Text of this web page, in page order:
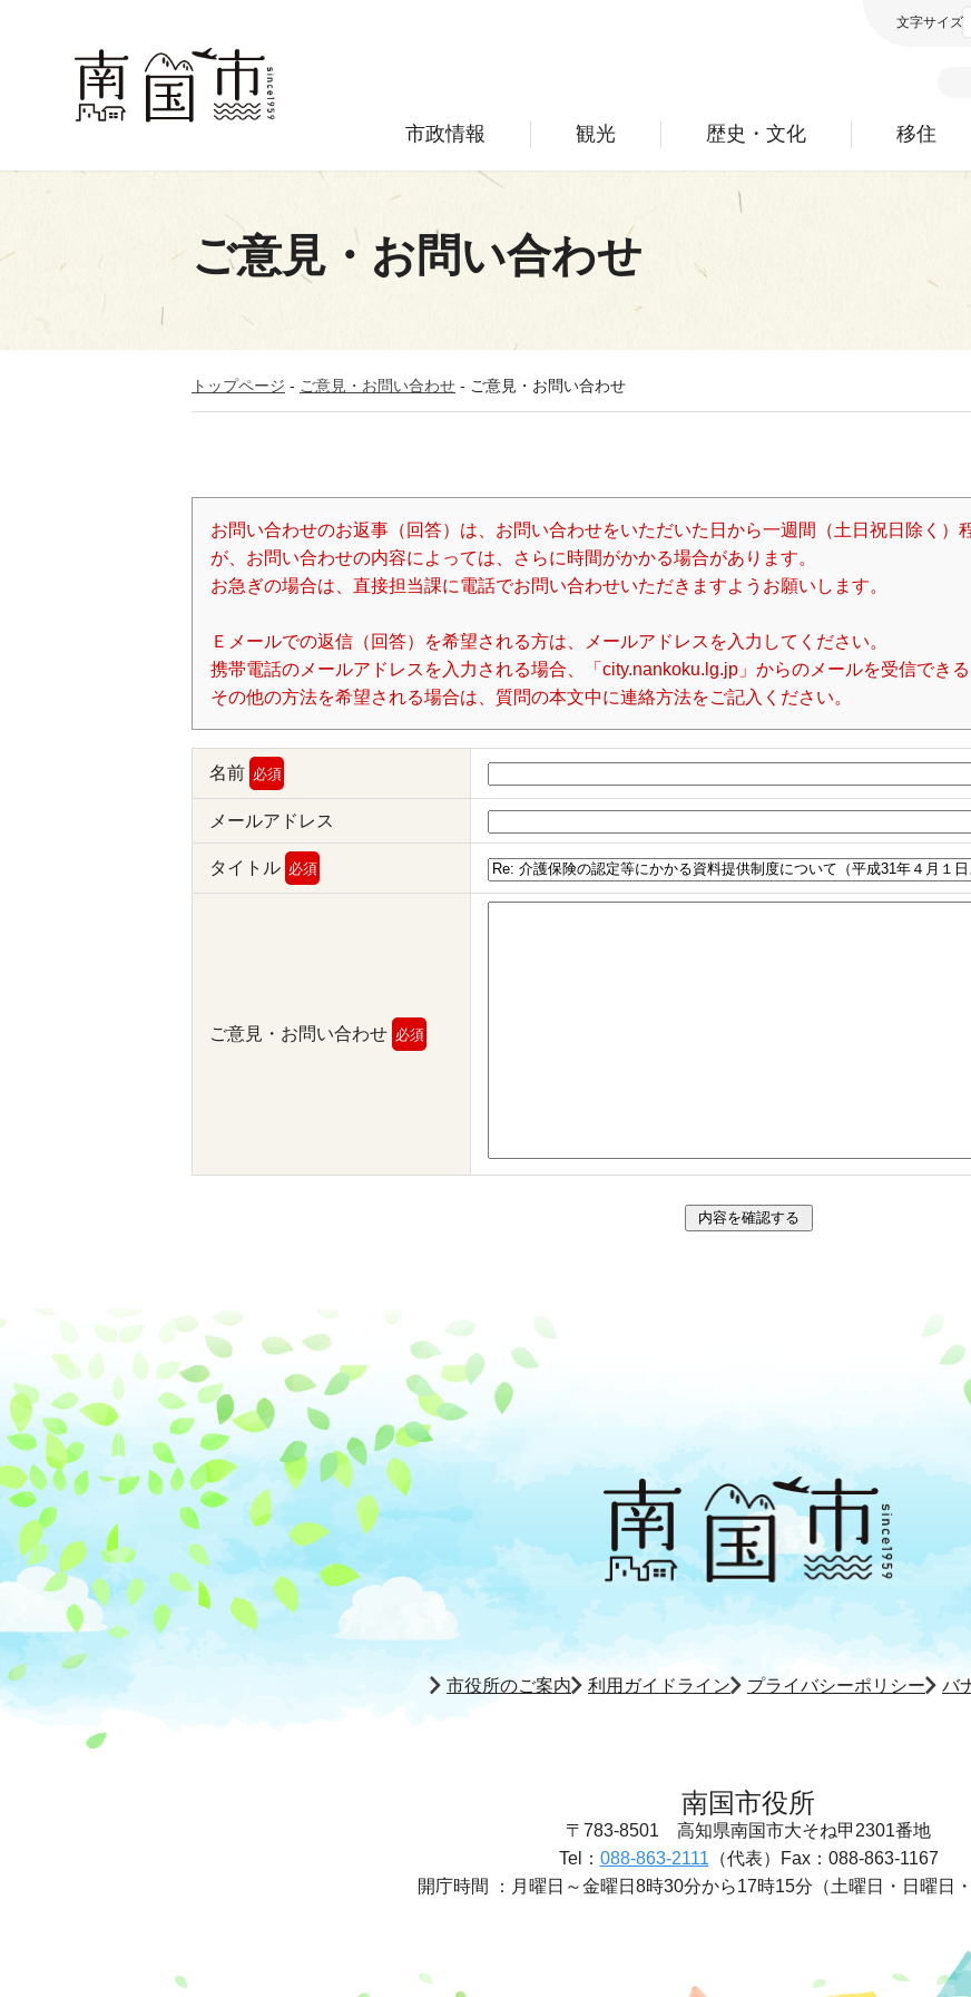
市政情報 観光 歴史・文化 移住
文字サイズ
ご意見・お問い合わせ
トップページ - ご意見・お問い合わせ - ご意見・お問い合わせ
お問い合わせのお返事（回答）は、お問い合わせをいただいた日から一週間（土日祝日除く）
が、お問い合わせの内容によっては、さらに時間がかかる場合があります。
お急ぎの場合は、直接担当課に電話でお問い合わせいただきますようお願いします。
Ｅメールでの返信（回答）を希望される方は、メールアドレスを入力してください。
携帯電話のメールアドレスを入力される場合、「city.nankoku.lg.jp」からのメールを受信できる
その他の方法を希望される場合は、質問の本文中に連絡方法をご記入ください。
名前 必須
メールアドレス
タイトル 必須
ご意見・お問い合わせ 必須
市役所のご案内 利用ガイドライン プライバシーポリシー バ
南国市役所
〒783-8501 高知県南国市大そね甲2301番地
Tel： 088-863-2111 （代表）
Fax：088-863-1167
開庁時間 ： 月曜日～金曜日8時30分から17時15分 （土曜日・日曜日